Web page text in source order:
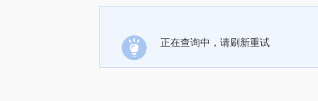
正在查询中，请刷新重试